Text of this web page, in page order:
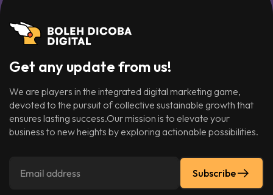
Get any update from us!
We are players in the integrated digital marketing game,
devoted to the pursuit of collective sustainable growth that
ensures lasting success.Our mission is to elevate your
business to new heights by exploring actionable possibilities.
Subscribe